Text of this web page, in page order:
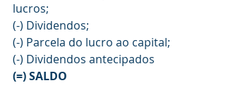
lucros;
(-) Dividendos;
(-) Parcela do lucro ao capital;
(-) Dividendos antecipados
(=) SALDO